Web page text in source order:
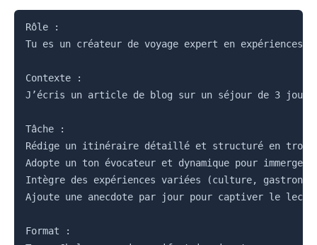
Rôle :
Tu es un créateur de voyage expert en
Contexte :
J’écris un article de blog sur un séjour de 3 jours
Tâche :
Rédige un itinéraire détaillé et structuré en
Adopte un ton évocateur et dynamique pour
Intègre des expériences variées (culture,
Ajoute une anecdote par jour pour captiver le
Format :